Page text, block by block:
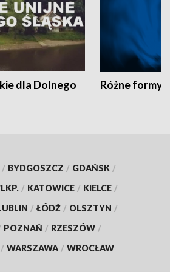
dla Dolnego
Różne formy
/ BYDGOSZCZ / GDAŃSK /
/ KATOWICE / KIELCE /
/ ŁÓDŹ / OLSZTYN /
POZNAŃ / RZESZÓW /
/ WARSZAWA / WROCŁAW